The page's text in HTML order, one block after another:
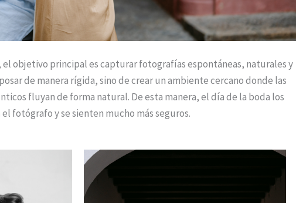
el objetivo principal es capturar fotografías espontáneas, naturales y
de manera rígida, sino de crear un ambiente cercano donde las
fluyan de forma natural. De esta manera, el día de la boda los
fotógrafo y se sienten mucho más seguros.